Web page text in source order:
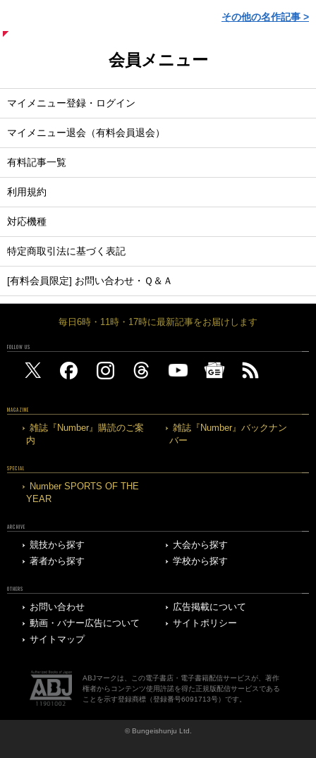
その他の名作記事 >
会員メニュー
マイメニュー登録・ログイン
マイメニュー退会（有料会員退会）
有料記事一覧
利用規約
対応機種
特定商取引法に基づく表記
[有料会員限定] お問い合わせ・Ｑ＆Ａ
毎日6時・11時・17時に最新記事をお届けします
FOLLOW US
MAGAZINE
雑誌『Number』購読のご案
内
雑誌『Number』バックナン
バー
SPECIAL
Number SPORTS OF THE
YEAR
ARCHIVE
競技から探す
大会から探す
著者から探す
学校から探す
OTHERS
お問い合わせ
広告掲載について
動画・バナー広告について
サイトポリシー
サイトマップ
ABJマークは、この電子書店・電子書籍配信サービスが、著作
権者からコンテンツ使用許諾を得た正規版配信サービスである
ことを示す登録商標（登録番号6091713号）です。
© Bungeishunju Ltd.